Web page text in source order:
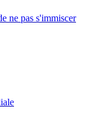
ne pas s'immiscer